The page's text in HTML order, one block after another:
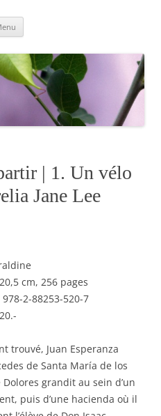
| 1. Un vélo
Jane Lee
cm, 256 pages
978-2-88253-520-7
trouvé, Juan Esperanza
de Santa María de los
Dolores grandit au sein d’un
puis d’une hacienda où il